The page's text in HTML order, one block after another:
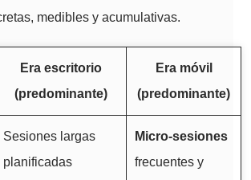
medibles y acumulativas.
Era escritorio
(predominante)
Era móvil
(predominante)
Sesiones largas
planificadas
Micro-sesiones
frecuentes y